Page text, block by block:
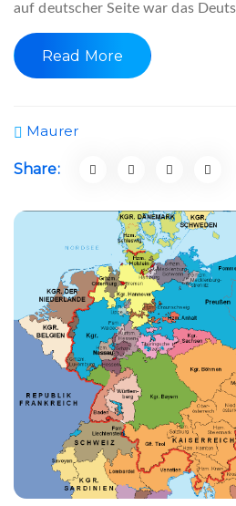
auf deutscher Seite war das
Read More
Maurer
Share: